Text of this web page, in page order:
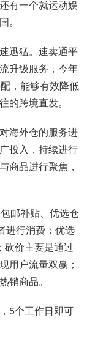
有一个就运动娱
迅猛。速卖通平
升级服务，今年
，能够有效降低
的跨境直发。
海外仓的服务进
投入，持续进行
商品进行聚焦，
邮补贴、优选仓
进行消费；优选
砍价主要是通过
用户流量双赢；
销商品。
5个工作日即可